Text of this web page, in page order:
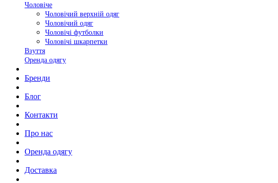
Чоловіче
Чоловічий верхній одяг
Чоловічий одяг
Чоловічі футболки
Чоловічі шкарпетки
Взуття
Оренда одягу
Бренди
Блог
Контакти
Про нас
Оренда одягу
Доставка